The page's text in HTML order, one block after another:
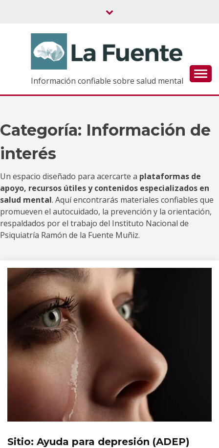
Información confiable sobre salud mental
Categoría: Información de
interés
Un espacio diseñado para acercarte a plataformas de
apoyo, recursos útiles y contenidos especializados en
salud mental. Aquí encontrarás materiales confiables que
promueven el autocuidado, la prevención y la orientación,
respaldados por el trabajo del Instituto Nacional de
Psiquiatría Ramón de la Fuente Muñiz.
Información
Sitio: Ayuda para depresión (ADEP)